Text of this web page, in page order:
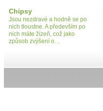
Chipsy
Jsou nezdravé a hodně se po
nich tloustne. A především po
nich máte žízeň, což jako
způsob zvýšení o…